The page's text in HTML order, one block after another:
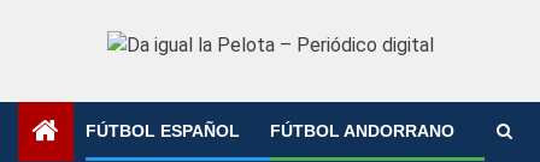
FÚTBOL ESPAÑOL FÚTBOL ANDORRANO